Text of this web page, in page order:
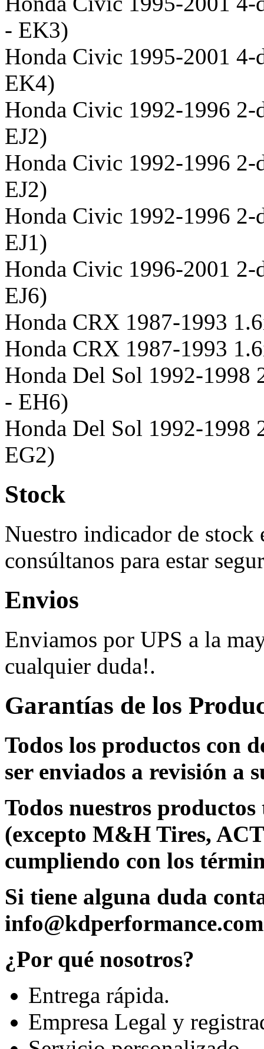
- EK3)
Honda Civic 1995-2001
EK4)
Honda Civic 1992-1996
EJ2)
Honda Civic 1992-1996
EJ2)
Honda Civic 1992-1996
EJ1)
Honda Civic 1996-2001
EJ6)
Honda CRX 1987-1993
Honda CRX 1987-1993
Honda Del Sol 1992-1998
- EH6)
Honda Del Sol 1992-1998
EG2)
Stock
Nuestro indicador de stock
consúltanos para estar
Envios
Enviamos por UPS a la
cualquier duda!.
Garantías de los
Todos los productos con
ser enviados a revisión a
Todos nuestros
(excepto M&H Tires,
cumpliendo con los
Si tiene alguna duda
info@kdperformance.com
¿Por qué nosotros?
Entrega rápida.
Empresa Legal y